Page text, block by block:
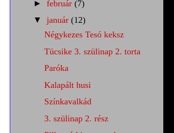
► február (7)
▼ január (12)
Négykezes Tesó keksz
Tücsike 3. szülinap 2. torta
Paróka
Kalapált husi
Színkavalkád
3. szülinap 2. rész